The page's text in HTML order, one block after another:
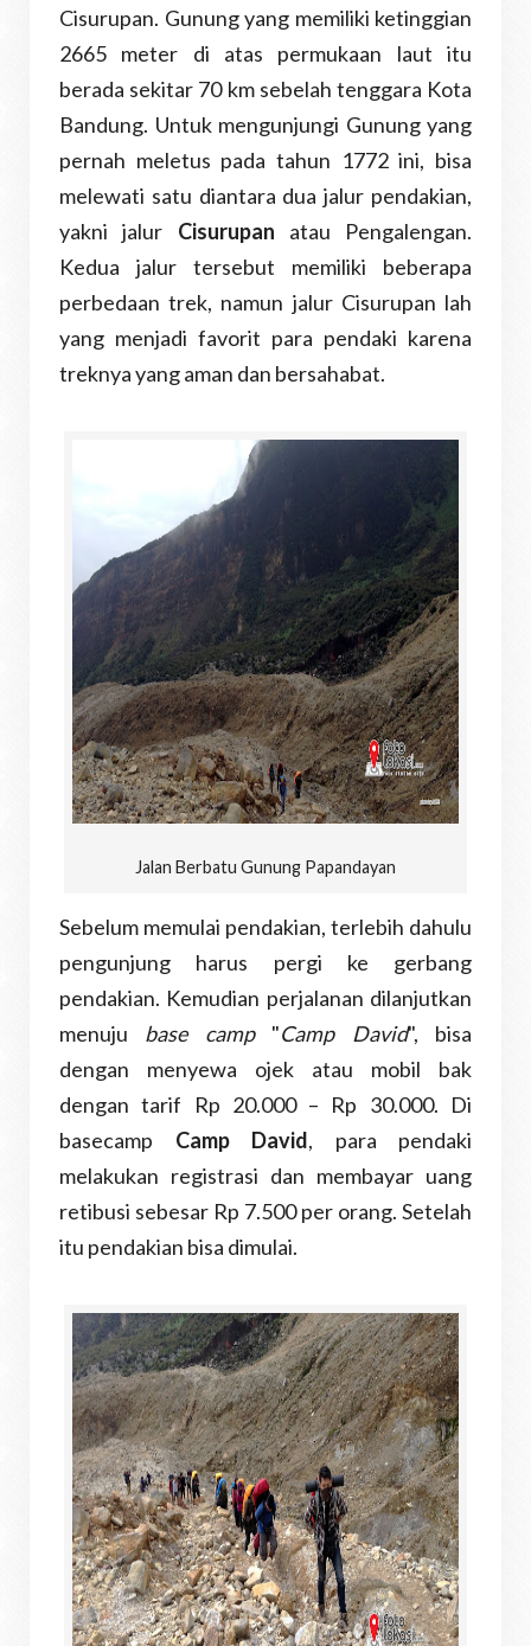
Cisurupan. Gunung yang memiliki ketinggian
2665 meter di atas permukaan laut itu
berada sekitar 70 km sebelah tenggara Kota
Bandung. Untuk mengunjungi Gunung yang
pernah meletus pada tahun 1772 ini, bisa
melewati satu diantara dua jalur pendakian,
yakni jalur Cisurupan atau Pengalengan.
Kedua jalur tersebut memiliki beberapa
perbedaan trek, namun jalur Cisurupan lah
yang menjadi favorit para pendaki karena
treknya yang aman dan bersahabat.
Jalan Berbatu Gunung Papandayan
Sebelum memulai pendakian, terlebih dahulu
pengunjung harus pergi ke gerbang
pendakian. Kemudian perjalanan dilanjutkan
menuju base camp"Camp David", bisa
dengan menyewa ojek atau mobil bak
dengan tarif Rp 20.000 – Rp 30.000. Di
basecamp Camp David, para pendaki
melakukan registrasi dan membayar uang
retibusi sebesar Rp 7.500 per orang. Setelah
itu pendakian bisa dimulai.